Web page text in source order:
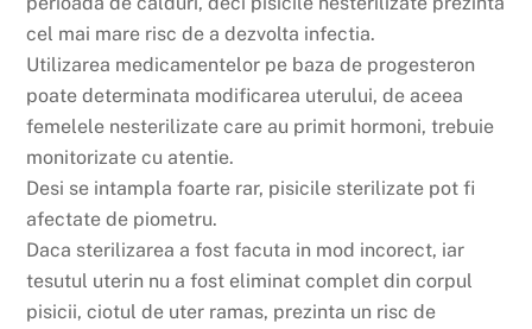
cel mai mare risc de a dezvolta infectia.
Utilizarea medicamentelor pe baza de progesteron
poate determinata modificarea uterului, de aceea
femelele nesterilizate care au primit hormoni, trebuie
monitorizate cu atentie.
Desi se intampla foarte rar, pisicile sterilizate pot fi
afectate de piometru.
Daca sterilizarea a fost facuta in mod incorect, iar
tesutul uterin nu a fost eliminat complet din corpul
pisicii, ciotul de uter ramas, prezinta un risc de